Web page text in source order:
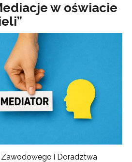
w oświacie
Zawodowego i Doradztwa